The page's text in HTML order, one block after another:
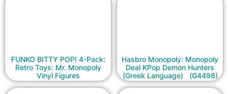
FUNKO BITTY POP! 4-Pack:
Retro Toys: Mr. Monopoly
Vinyl Figures
Hasbro Monopoly: Monopoly
Deal KPop Demon Hunters
(Greek Language) (G4498)